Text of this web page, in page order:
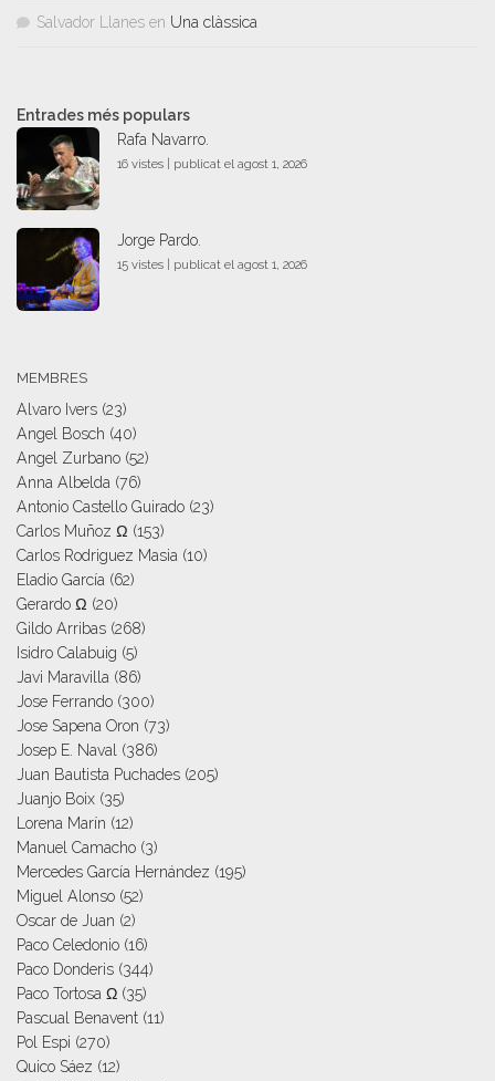
Salvador Llanes en Una clàssica
Entrades més populars
Rafa Navarro.
16 vistes publicat el agost 1, 2026
Jorge Pardo.
15 vistes publicat el agost 1, 2026
MEMBRES
Alvaro Ivers (23)
Angel Bosch (40)
Angel Zurbano (52)
Anna Albelda (76)
Antonio Castello Guirado (23)
Carlos Muñoz Ω (153)
Carlos Rodriguez Masia (10)
Eladio García (62)
Gerardo Ω (20)
Gildo Arribas (268)
Isidro Calabuig (5)
Javi Maravilla (86)
Jose Ferrando (300)
Jose Sapena Oron (73)
Josep E. Naval (386)
Juan Bautista Puchades (205)
Juanjo Boix (35)
Lorena Marín (12)
Manuel Camacho (3)
Mercedes García Hernández (195)
Miguel Alonso (52)
Oscar de Juan (2)
Paco Celedonio (16)
Paco Donderis (344)
Paco Tortosa Ω (35)
Pascual Benavent (11)
Pol Espi (270)
Quico Sáez (12)